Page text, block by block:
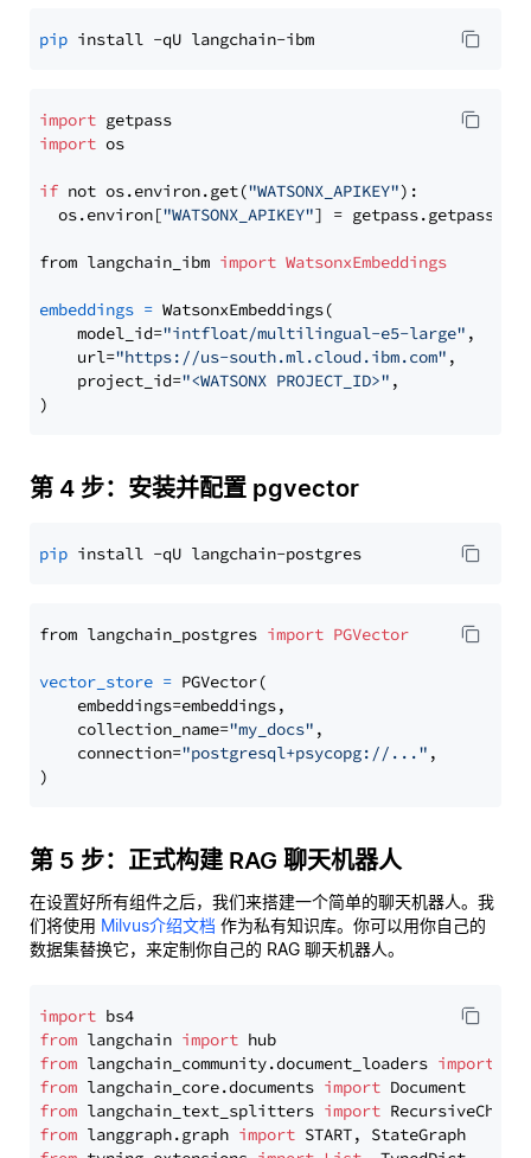
pip
import
import os
if not os.environ.get("WATSONX_APIKEY"):
  os.environ[
"WATSONX_APIKEY"] = getpass.getpass(
from langchain_ibm import WatsonxEmbeddings
embeddings = WatsonxEmbeddings(
    model_id=
"intfloat/multilingual-e5-large" ,
    url=
"https://us-south.ml.cloud.ibm.com" ,
    project_id=
"<WATSONX PROJECT_ID>" ,
第 4 步：安装并配置 pgvector
pip
from langchain_postgres import PGVector
vector_store = PGVector(
    embeddings=embeddings,
    collection_name=
"my_docs" ,
    connection=
"postgresql+psycopg://..." ,
第 5 步：正式构建 RAG 聊天机器人
在设置好所有组件之后，我们来搭建一个简单的聊天机器人。我
们将使用 Milvus介绍文档 作为私有知识库。你可以用你自己的
数据集替换它，来定制你自己的 RAG 聊天机器人。
import
from langchain import
from langchain_community.document_loaders import
from langchain_core.documents import
from langchain_text_splitters import
from langgraph.graph import